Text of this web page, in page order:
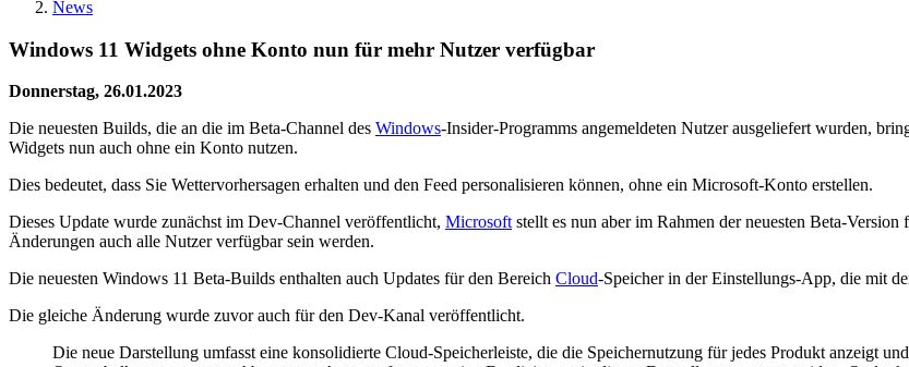
News
Windows 11 Widgets ohne Konto nun für mehr Nutzer verfügbar
Donnerstag, 26.01.2023
Die neuesten Builds, die an die im Beta-Channel des Windows-Insider-Programms angemeldeten Nutzer ausgeliefert wurden,
Widgets nun auch ohne ein Konto nutzen.
Dies bedeutet, dass Sie Wettervorhersagen erhalten und den Feed personalisieren können, ohne ein Microsoft-Konto erstellen.
Dieses Update wurde zunächst im Dev-Channel veröffentlicht, Microsoftstellt es nun aber im Rahmen der neuesten Beta-
Änderungen auch alle Nutzer verfügbar sein werden.
Die neuesten Windows 11 Beta-Builds enthalten auch Updates für den Bereich Cloud-Speicher in der Einstellungs-App, die mit
Die gleiche Änderung wurde zuvor auch für den Dev-Kanal veröffentlicht.
Die neue Darstellung umfasst eine konsolidierte Cloud-Speicherleiste, die die Speichernutzung für jedes Produkt anzeigt